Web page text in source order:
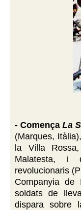
- ComençaLa
(Marques,
la Villa Rossa,
Malatesta, i
revolucionaris
Companyia de
soldats de
dispara sobre